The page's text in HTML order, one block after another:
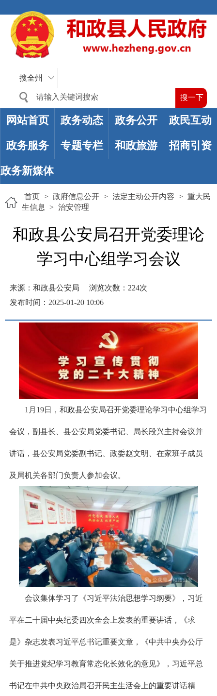
搜全州
网站首页 政务动态 政务公开 政民互动
政务服务 专题专栏 和政旅游 招商引资
政务新媒体
首页 > 政府信息公开 > 法定主动公开内容 > 重大民
生信息
> 治安管理
和政县公安局召开党委理论
学习中心组学习会议
来源：和政县公安局 浏览次数： 224次
发布时间：2025-01-20 10:06
1月 19日，和政县公安局召开党委理论学习中心组学习
会议，副县长、县公安局党委书记、局长段兴主持会议并
讲话，县公安局党委副书记、政委赵文明、在家班子成员
及局机关各部门负责人参加会议。
会议集体学习了《习近平法治思想学习纲要》 ， 习近
平在二十届中央纪委四次全会上发表的重要讲话， 《求
是》杂志发表习近平总书记重要文章， 《中共中央办公厅
关于推进党纪学习教育常态化长效化的意见》 ， 习近平总
书记在中共中央政治局召开民主生活会上的重要讲话精